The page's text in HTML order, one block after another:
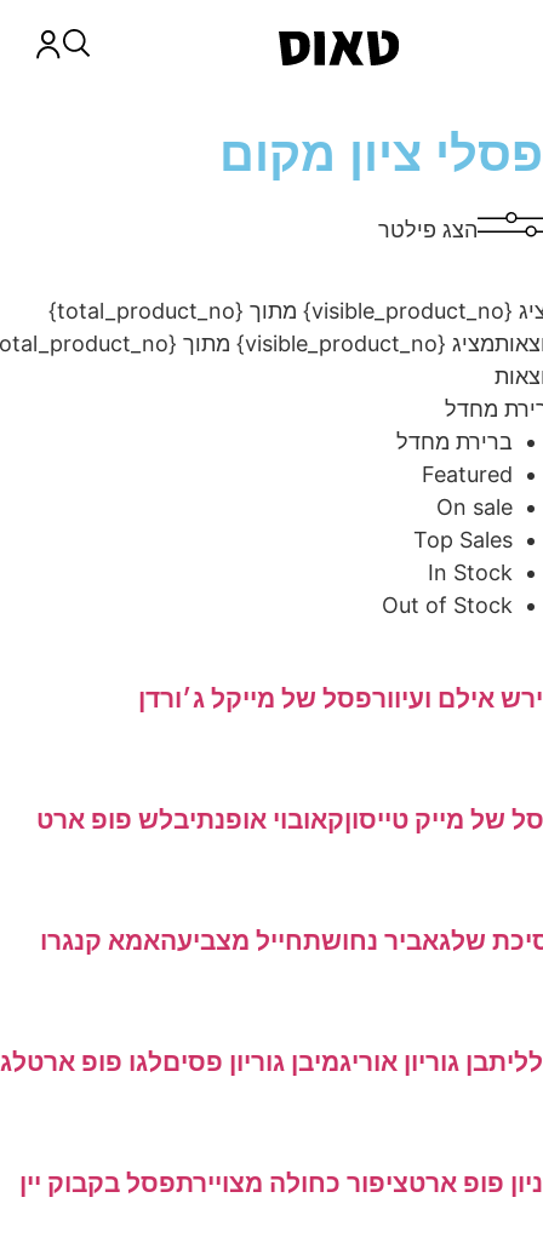
ציון מקום
הצג פילטר
מציג {visible_product_no} מתוך {total_product_no}
מציג {visible_product_no} מתוך {total_product_no}
מחדל
ברירת מחדל
Featured
On sale
Top Sales
In Stock
Out of Stock
אילם ועיוורפסל של מייקל ג׳ורדן
של מייק טייסוןקאובוי אופנתיבלש פופ ארט
שלגאביר נחושתחייל מצביעהאמא קנגרו
בן גוריון אוריגמיבן גוריון פסיםלגו פופ ארטלגו
פופ ארטציפור כחולה מצויירתפסל בקבוק יין